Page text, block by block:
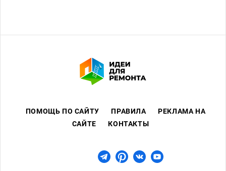
ПОМОЩЬ ПО САЙТУ ПРАВИЛА
РЕКЛАМА НА
САЙТЕ
КОНТАКТЫ